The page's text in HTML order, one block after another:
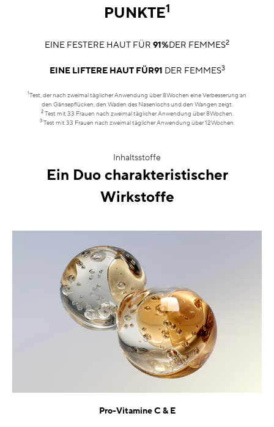
PUNKTE1
EINE FESTERE HAUT FÜR 91%DER FEMMES2
EINE LIFTERE HAUT FÜR91 DER FEMMES3
1Test, der nach zweimal täglicher Anwendung über 8Wochen eine Verbesserung an
den Gänsepflücken, den Waden des Nasenlochs und den Wangen zeigt.
2Test mit 33 Frauen nach zweimal täglicher Anwendung über 8Wochen.
3Test mit 33 Frauen nach zweimal täglicher Anwendung über 12Wochen.
Inhaltsstoffe
Ein Duo charakteristischer
Wirkstoffe
Pro-Vitamine C & E